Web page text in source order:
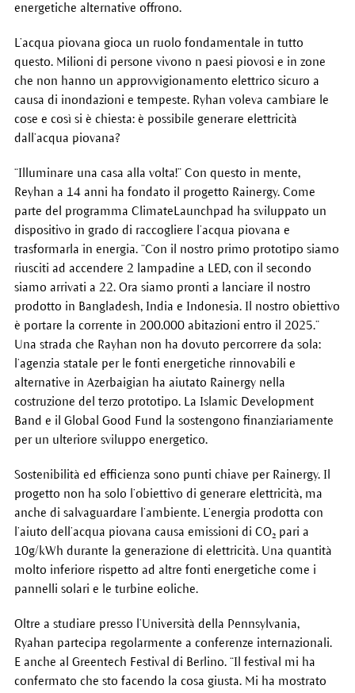
energetiche alternative offrono.
L’acqua piovana gioca un ruolo fondamentale in tutto
questo. Milioni di persone vivono n paesi piovosi e in zone
che non hanno un approvvigionamento elettrico sicuro a
causa di inondazioni e tempeste. Ryhan voleva cambiare le
cose e così si è chiesta: è possibile generare elettricità
dall’acqua piovana?
“Illuminare una casa alla volta!” Con questo in mente,
Reyhan a 14 anni ha fondato il progetto Rainergy. Come
parte del programma ClimateLaunchpad ha sviluppato un
dispositivo in grado di raccogliere l’acqua piovana e
trasformarla in energia. “Con il nostro primo prototipo siamo
riusciti ad accendere 2 lampadine a LED, con il secondo
siamo arrivati a 22. Ora siamo pronti a lanciare il nostro
prodotto in Bangladesh, India e Indonesia. Il nostro obiettivo
è portare la corrente in 200.000 abitazioni entro il 2025.”
Una strada che Rayhan non ha dovuto percorrere da sola:
l’agenzia statale per le fonti energetiche rinnovabili e
alternative in Azerbaigian ha aiutato Rainergy nella
costruzione del terzo prototipo. La Islamic Development
Band e il Global Good Fund la sostengono finanziariamente
per un ulteriore sviluppo energetico.
Sostenibilità ed efficienza sono punti chiave per Rainergy. Il
progetto non ha solo l’obiettivo di generare elettricità, ma
anche di salvaguardare l’ambiente. L’energia prodotta con
l’aiuto dell’acqua piovana causa emissioni di CO₂ pari a
10g/kWh durante la generazione di elettricità. Una quantità
molto inferiore rispetto ad altre fonti energetiche come i
pannelli solari e le turbine eoliche.
Oltre a studiare presso l’Università della Pennsylvania,
Ryahan partecipa regolarmente a conferenze internazionali.
E anche al Greentech Festival di Berlino. “Il festival mi ha
confermato che sto facendo la cosa giusta. Mi ha mostrato